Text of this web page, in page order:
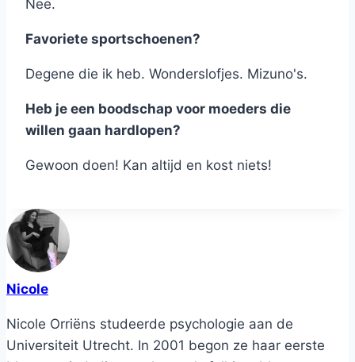
Nee.
Favoriete sportschoenen?
Degene die ik heb. Wonderslofjes. Mizuno's.
Heb je een boodschap voor moeders die
willen gaan hardlopen?
Gewoon doen! Kan altijd en kost niets!
Nicole
Nicole Orriëns studeerde psychologie aan de
Universiteit Utrecht. In 2001 begon ze haar eerste